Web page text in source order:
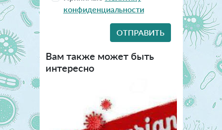
конфиденциальности
Вам также может быть
интересно